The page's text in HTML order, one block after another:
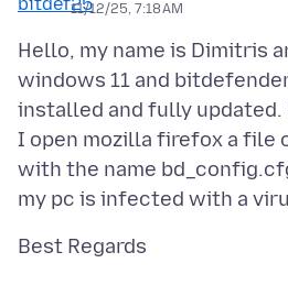
11/12/25, 7:18 AM
Hello, my name is Dimitris
windows 11 and
installed and fully
I open mozilla firefox a file
with the name